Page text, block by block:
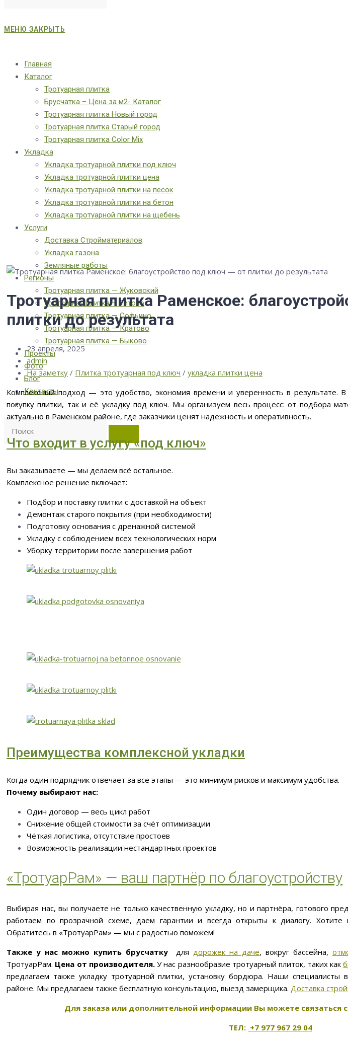
МЕНЮ ЗАКРЫТЬ
Главная
Каталог
Тротуарная плитка
Брусчатка – Цена за м2- Каталог
Тротуарная плитка Новый город
Тротуарная плитка Старый город
Тротуарная плитка Color Mix
Укладка
Укладка тротуарной плитки под ключ
Укладка тротуарной плитки цена
Укладка тротуарной плитки на песок
Укладка тротуарной плитки на бетон
Укладка тротуарной плитки на щебень
Услуги
Доставка Стройматериалов
Укладка газона
Земляные работы
Регионы
Тротуарная плитка — Жуковский
Тротуарная плитка — Титово
Тротуарная плитка — Софьино
Тротуарная плитка — Кратово
Тротуарная плитка — Быково
Проекты
Фото
Блог
Контакты
Тротуарная плитка Раменское:
плитки до результата
23 апреля, 2025
admin
На заметку / Плитка тротуарная под ключ / укладка плитки цена
Комплексный подход — это удобство, экономия времени и уверенность в результате.
покупку плитки, так и её укладку под ключ. Мы организуем весь процесс: от подбора
актуально в Раменском районе, где заказчики ценят надежность и оперативность.
Что входит в услугу «под ключ»
Вы заказываете — мы делаем всё остальное.
Комплексное решение включает:
Подбор и поставку плитки с доставкой на объект
Демонтаж старого покрытия (при необходимости)
Подготовку основания с дренажной системой
Укладку с соблюдением всех технологических норм
Уборку территории после завершения работ
Преимущества комплексной укладки
Когда один подрядчик отвечает за все этапы — это минимум рисков и максимум удобства.
Почему выбирают нас:
Один договор — весь цикл работ
Снижение общей стоимости за счёт оптимизации
Чёткая логистика, отсутствие простоев
Возможность реализации нестандартных проектов
«ТротуарРам» — ваш партнёр по благоустройству
Выбирая нас, вы получаете не только качественную укладку, но и партнёра, готового
работаем по прозрачной схеме, даем гарантии и всегда открыты к диалогу. Хотите
Обратитесь в «ТротуарРам» — мы с радостью поможем!
Также у нас можно купить брусчатку
для дорожек на даче, вокруг бассейна,
ТротуарРам. Цена от производителя.У нас разнообразие тротуарный плиток, таких как
предлагаем также укладку тротуарной плитки, установку бордюра. Наши специалисты
районе. Мы предлагаем также бесплатную консультацию, выезд замерщика. Доставка
Для заказа или дополнительной информации Вы можете связаться
ТЕЛ: +7 977 967 29 04